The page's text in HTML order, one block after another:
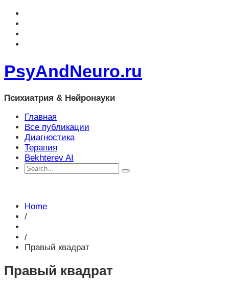
PsyAndNeuro.ru
Психиатрия & Нейронауки
Главная
Все публикации
Диагностика
Терапия
Bekhterev AI
Home
/
/
Правый квадрат
Правый квадрат